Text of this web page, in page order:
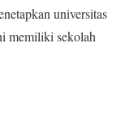
universitas
memiliki sekolah